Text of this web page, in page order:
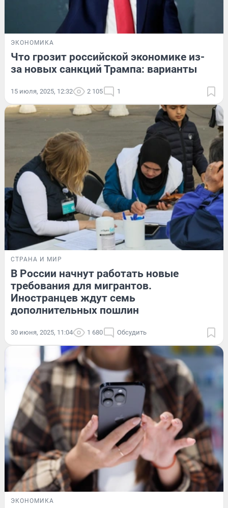
ЭКОНОМИКА
Что грозит российской экономике из-
за новых санкций Трампа: варианты
15 июля, 2025, 12:32 2 105 1
СТРАНА И МИР
В России начнут работать новые
требования для мигрантов.
Иностранцев ждут семь
дополнительных пошлин
30 июня, 2025, 11:04 1 680 Обсудить
ЭКОНОМИКА